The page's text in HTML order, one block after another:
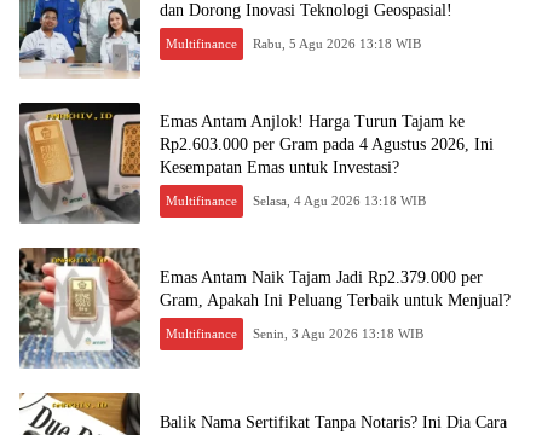
dan Dorong Inovasi Teknologi Geospasial!
Multifinance Rabu, 5 Agu 2026 13:18 WIB
Emas Antam Anjlok! Harga Turun Tajam ke
Rp2.603.000 per Gram pada 4 Agustus 2026, Ini
Kesempatan Emas untuk Investasi?
Multifinance Selasa, 4 Agu 2026 13:18 WIB
Emas Antam Naik Tajam Jadi Rp2.379.000 per
Gram, Apakah Ini Peluang Terbaik untuk Menjual?
Multifinance Senin, 3 Agu 2026 13:18 WIB
Balik Nama Sertifikat Tanpa Notaris? Ini Dia Cara